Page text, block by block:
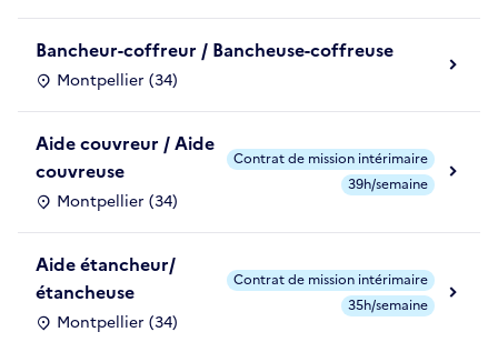
Bancheur-coffreur / Bancheuse-coffreuse
Montpellier (34)
Aide couvreur / Aide
couvreuse
Montpellier (34)
Contrat de mission intérimaire
39h/semaine
Aide étancheur/
étancheuse
Montpellier (34)
Contrat de mission intérimaire
35h/semaine